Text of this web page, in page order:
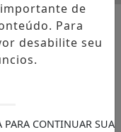
de
Para
desabilite seu
PARA CONTINUAR SUA